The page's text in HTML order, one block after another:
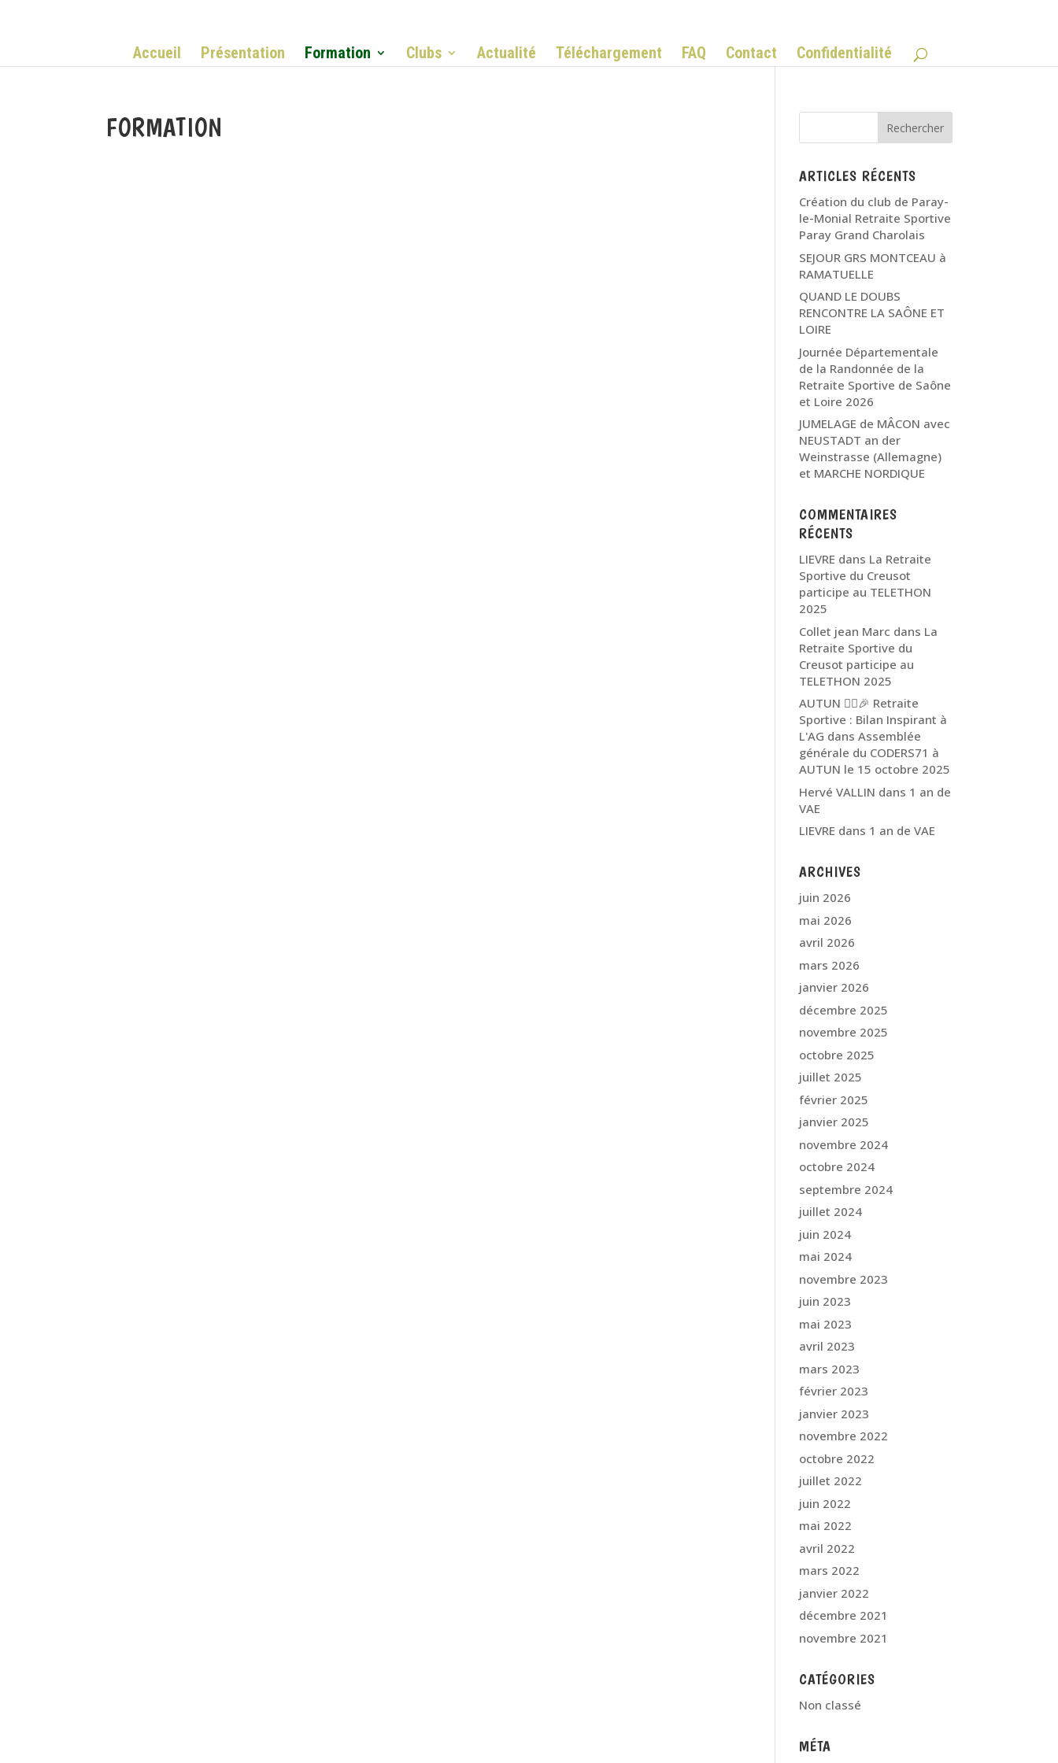
Accueil Présentation Formation Clubs Actualité Téléchargement FAQ Contact Confidentialité
FORMATION
ARTICLES RÉCENTS
Création du club de Paray-
le-Monial Retraite Sportive
Paray Grand Charolais
SEJOUR GRS MONTCEAU à
RAMATUELLE
QUAND LE DOUBS
RENCONTRE LA SAÔNE ET
LOIRE
Journée Départementale
de la Randonnée de la
Retraite Sportive de Saône
et Loire 2026
JUMELAGE de MÂCON avec
NEUSTADT an der
Weinstrasse (Allemagne)
et MARCHE NORDIQUE
COMMENTAIRES
RÉCENTS
LIEVRE dans La Retraite
Sportive du Creusot
participe au TELETHON
2025
Collet jean Marc dans La
Retraite Sportive du
Creusot participe au
TELETHON 2025
AUTUN 🏃‍♂️🎉 Retraite
Sportive : Bilan Inspirant à
L'AG dansAssemblée
générale du CODERS71 à
AUTUN le 15 octobre 2025
Hervé VALLIN dans 1 an de
VAE
LIEVRE dans 1 an de VAE
ARCHIVES
juin 2026
mai 2026
avril 2026
mars 2026
janvier 2026
décembre 2025
novembre 2025
octobre 2025
juillet 2025
février 2025
janvier 2025
novembre 2024
octobre 2024
septembre 2024
juillet 2024
juin 2024
mai 2024
novembre 2023
juin 2023
mai 2023
avril 2023
mars 2023
février 2023
janvier 2023
novembre 2022
octobre 2022
juillet 2022
juin 2022
mai 2022
avril 2022
mars 2022
janvier 2022
décembre 2021
novembre 2021
CATÉGORIES
Non classé
MÉTA